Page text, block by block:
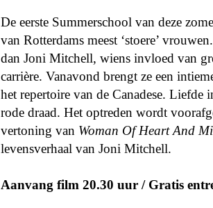
De eerste Summerschool van deze
van Rotterdams meest ‘stoere’
dan Joni Mitchell, wiens invloed van
carrière. Vanavond brengt ze een
het repertoire van de Canadese.
rode draad. Het optreden wordt
vertoning van Woman Of Heart And
levensverhaal van Joni Mitchell.
Aanvang film 20.30 uur / Gratis